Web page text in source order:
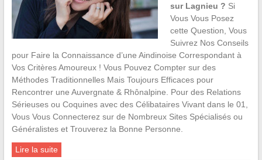
sur Lagnieu ? Si
Vous Vous Posez
cette Question, Vous
Suivrez Nos Conseils
pour Faire la Connaissance d’une Aindinoise Correspondant à
Vos Critères Amoureux ! Vous Pouvez Compter sur des
Méthodes Traditionnelles Mais Toujours Efficaces pour
Rencontrer une Auvergnate & Rhônalpine. Pour des Relations
Sérieuses ou Coquines avec des Célibataires Vivant dans le 01,
Vous Vous Connecterez sur de Nombreux Sites Spécialisés ou
Généralistes et Trouverez la Bonne Personne.
Lire la suite